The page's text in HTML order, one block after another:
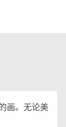
画。无论美